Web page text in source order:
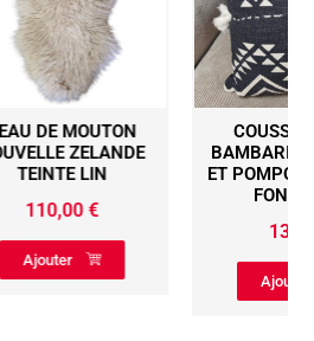
COUSSIN 40X40
BAMBARI TRIANGLES
ET POMPONS BLANCS